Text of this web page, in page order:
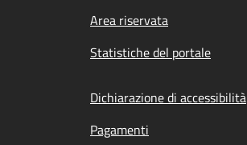
Footer menu
Area riservata
Statistiche del portale
Dichiarazione di accessibilità
Pagamenti